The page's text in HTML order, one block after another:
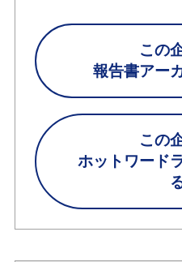
この
報告書アー
この
ホットワード